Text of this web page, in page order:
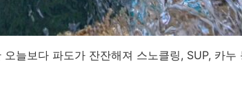
오늘보다 파도가 잔잔해져 스노클링, SUP, 카